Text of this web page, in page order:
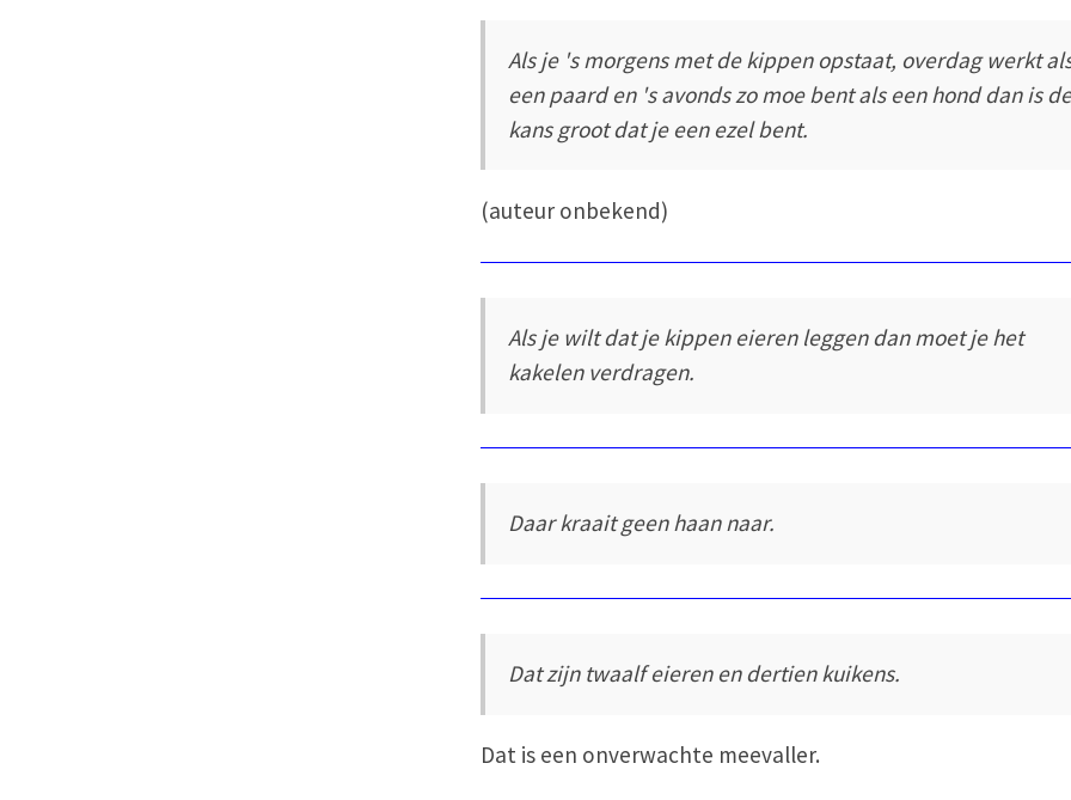
Als je 's morgens met de kippen opstaat, overdag werkt
een paard en 's avonds zo moe bent als een hond dan is
kans groot dat je een ezel bent.
(auteur onbekend)
Als je wilt dat je kippen eieren leggen dan moet je het
kakelen verdragen.
Daar kraait geen haan naar.
Dat zijn twaalf eieren en dertien kuikens.
Dat is een onverwachte meevaller.